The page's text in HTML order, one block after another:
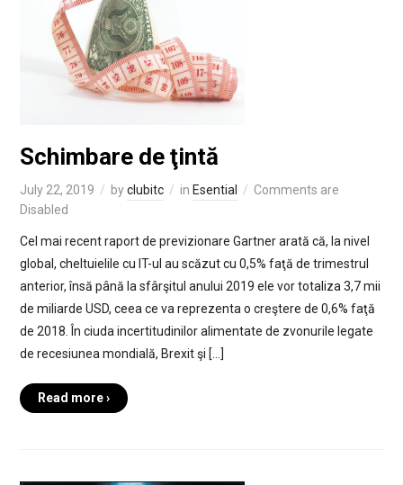
Schimbare de ţintă
July 22, 2019 byclubitc in Esential
Comments are
Disabled
Cel mai recent raport de previzionare Gartner arată că, la nivel
global, cheltuielile cu IT-ul au scăzut cu 0,5% faţă de trimestrul
anterior, însă până la sfârşitul anului 2019 ele vor totaliza 3,7 mii
de miliarde USD, ceea ce va reprezenta o creştere de 0,6% faţă
de 2018. În ciuda incertitudinilor alimentate de zvonurile legate
de recesiunea mondială, Brexit şi […]
Read more ›